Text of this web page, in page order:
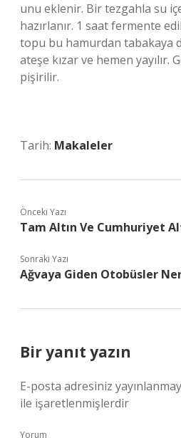
unu eklenir. Bir tezgahla su
hazırlanır. 1 saat fermente
topu bu hamurdan tabakaya
ateşe kızar ve hemen yayılır.
pişirilir.
Tarih: Makaleler
Önceki Yazı
Tam Altın Ve Cumhuriyet
Sonraki Yazı
Ağvaya Giden Otobüsler
Bir yanıt yazın
E-posta adresiniz
ile işaretlenmişlerdir
Yorum